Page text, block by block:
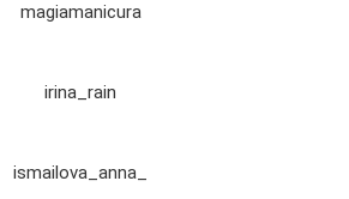
magiamanicura
irina_rain
ismailova_anna_